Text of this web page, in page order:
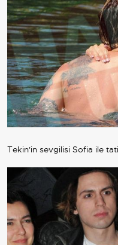
Tekin'in sevgilisi Sofia ile